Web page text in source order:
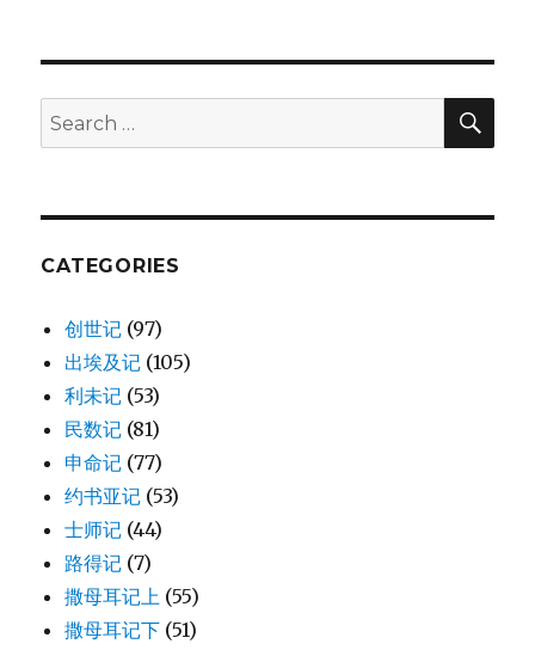
Search
for:
CATEGORIES
创世记 (97)
出埃及记 (105)
利未记 (53)
民数记 (81)
申命记 (77)
约书亚记 (53)
士师记 (44)
路得记 (7)
撒母耳记上 (55)
撒母耳记下 (51)